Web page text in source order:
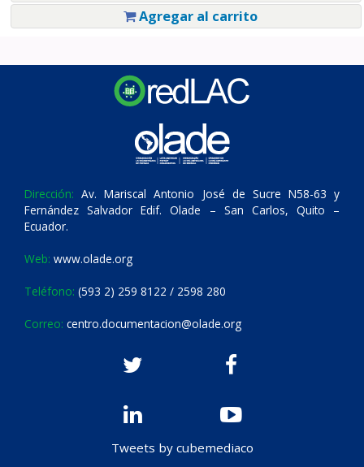
Agregar al carrito
Dirección: Av. Mariscal Antonio José de Sucre N58-63 y
Fernández Salvador Edif. Olade – San Carlos, Quito –
Ecuador.
Web: www.olade.org
Teléfono: (593 2) 259 8122 / 2598 280
Correo: centro.documentacion@olade.org
Tweets by cubemediaco